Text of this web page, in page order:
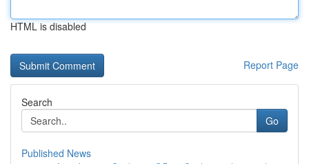
HTML is disabled
Report Page
Search
Go
Published News